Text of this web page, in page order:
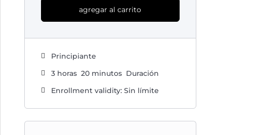
agregar al carrito
Principiante
3 horas 20 minutos Duración
Enrollment validity: Sin límite